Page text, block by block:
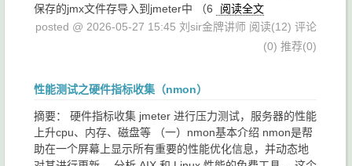
保存的jmx文件存导入到jmeter中 （6
阅读全文
posted @ 2026-05-27 15:45 刘sir金牌讲师 阅读(12) 评论
(0) 推荐(0)
性能测试之硬件指标收集（nmon）
摘要： 硬件指标收集 jmeter 进行压力测试，服务器的性能
上升cpu、内存、磁盘等 （一）nmon基本介绍 nmon是帮
助在一个屏幕上显示所有重要的性能优化信息，并动态地